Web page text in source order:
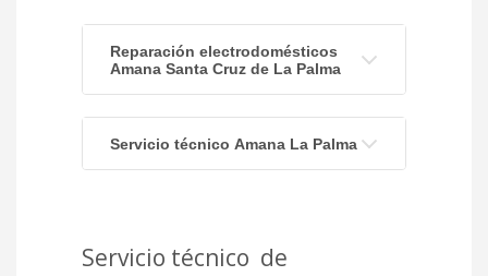
Reparación electrodomésticos
Amana Santa Cruz de La Palma
Servicio técnico Amana La Palma
Servicio técnico de